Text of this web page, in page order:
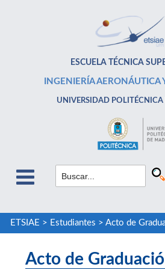
ESCUELA TÉCNICA
INGENIERÍA AERONÁUTICA
UNIVERSIDAD
ETSIAE > Estudiantes > Acto de
Acto de